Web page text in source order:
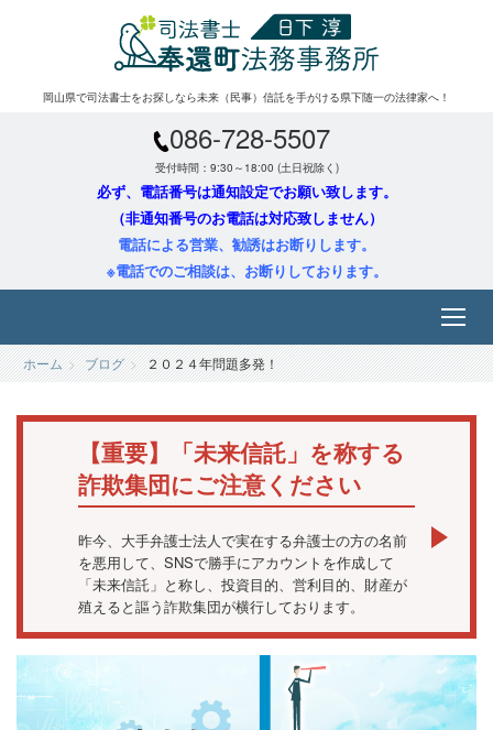
岡山県で司法書士をお探しなら未来（民事）信託を手がける県下随一の法律家へ！
086-728-5507
受付時間：9:30～18:00 (土日祝除く)
必ず、電話番号は通知設定でお願い致します。
（非通知番号のお電話は対応致しません）
電話による営業、勧誘はお断りします。
※電話でのご相談は、お断りしております。
ホーム ブログ ２０２４年問題多発！
【重要】「未来信託」を称する
詐欺集団にご注意ください
昨今、大手弁護士法人で実在する弁護士の方の名前
を悪用して、SNSで勝手にアカウントを作成して
「未来信託」と称し、投資目的、営利目的、財産が
殖えると謳う詐欺集団が横行しております。